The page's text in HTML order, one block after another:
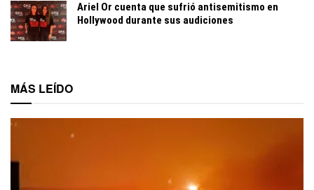
Ariel Or cuenta que sufrió antisemitismo en
Hollywood durante sus audiciones
MÁS LEÍDO